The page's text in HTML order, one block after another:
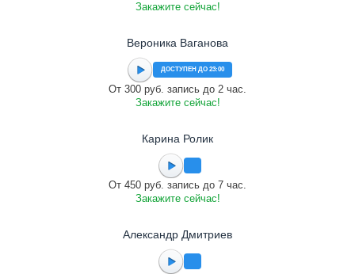
Закажите сейчас!
Вероника Ваганова
ДОСТУПЕН ДО 23:00
От 300 руб. запись до 2 час.
Закажите сейчас!
Карина Ролик
От 450 руб. запись до 7 час.
Закажите сейчас!
Александр Дмитриев